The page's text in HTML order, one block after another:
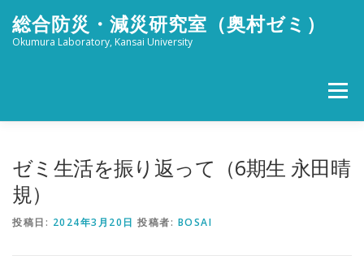
キ
総合防災・減災研究室（奥村ゼミ）
Okumura Laboratory, Kansai University
メニュー
ゼミ生活を振り返って（6期生 永田晴
規）
投稿日: 2024年3月20日 投稿者: BOSAI